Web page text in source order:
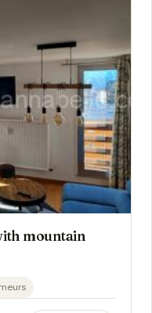
mountain